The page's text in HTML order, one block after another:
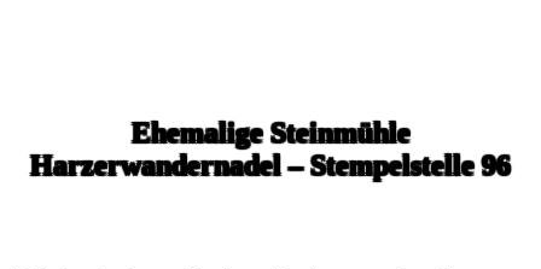
Ehemalige Steinmühle
Harzerwandernadel – Stempelstelle 96